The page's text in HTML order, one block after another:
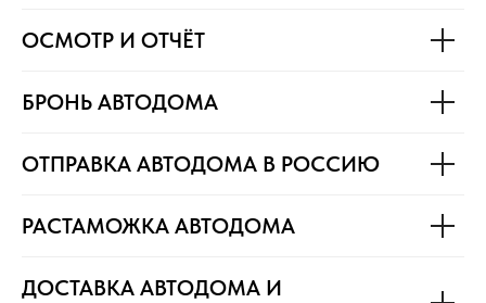
ОСМОТР И ОТЧЁТ
БРОНЬ АВТОДОМА
ОТПРАВКА АВТОДОМА В РОССИЮ
РАСТАМОЖКА АВТОДОМА
ДОСТАВКА АВТОДОМА И